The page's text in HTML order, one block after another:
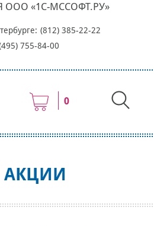
ООО «1С-МССОФТ.РУ»
(812) 385-22-22
755-84-00
0
АКЦИИ